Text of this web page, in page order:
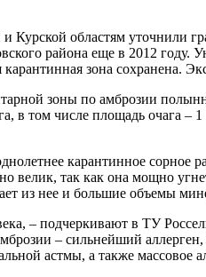
Курской областям
района еще в 2012 году.
зона сохранена.
зоны по амброзии
в том числе площадь очага
карантинное
велик, так как она мощно
из нее и большие объемы
– подчеркивают в ТУ
– сильнейший
астмы, а также массовое